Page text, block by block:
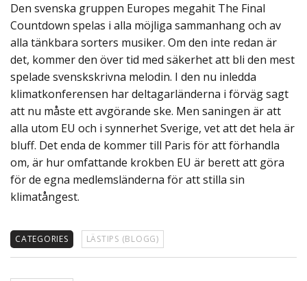
Den svenska gruppen Europes megahit The Final
Countdown spelas i alla möjliga sammanhang och av
alla tänkbara sorters musiker. Om den inte redan är
det, kommer den över tid med säkerhet att bli den mest
spelade svenskskrivna melodin. I den nu inledda
klimatkonferensen har deltagarländerna i förväg sagt
att nu måste ett avgörande ske. Men saningen är att
alla utom EU och i synnerhet Sverige, vet att det hela är
bluff. Det enda de kommer till Paris för att förhandla
om, är hur omfattande krokben EU är berett att göra
för de egna medlemsländerna för att stilla sin
klimatångest.
CATEGORIES LÄSTIPS (BLOGG)